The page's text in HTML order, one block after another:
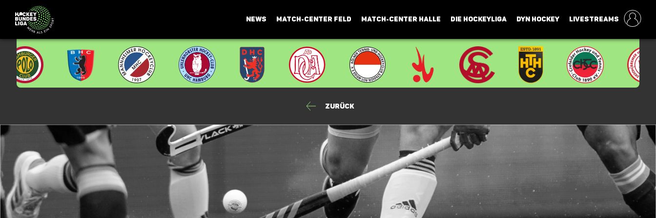
NEWS MATCH-CENTER FELD MATCH-CENTER HALLE DIE HOCKEYLIGA DYN HOCKEY LIVESTREAMS
Zurück